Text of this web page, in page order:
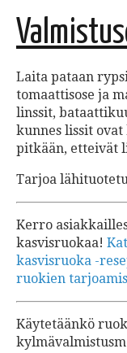
Laita pataan
tomaattisose ja
linssit,
kunnes lissit
pitkään, etteivät
Tarjoa
Kerro
kasvisruokaa!
kasvisruoka -
ruokien
Käytetäänkö